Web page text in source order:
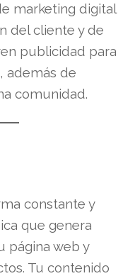
marketing digital
del cliente y de
publicidad para
además de
comunidad.
constante y
que genera
página web y
Tu contenido